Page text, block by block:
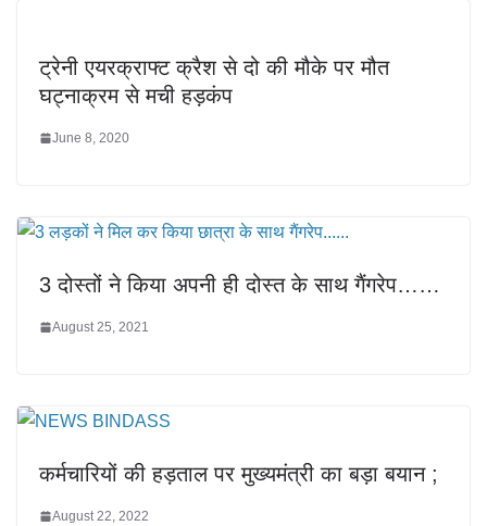
ट्रेनी एयरक्राफ्ट क्रैश से दो की मौके पर मौत
घट्नाक्रम से मची हड़कंप
June 8, 2020
3 दोस्तों ने किया अपनी ही दोस्त के साथ गैंगरेप……
August 25, 2021
कर्मचारियों की हड़ताल पर मुख्यमंत्री का बड़ा बयान ;
August 22, 2022